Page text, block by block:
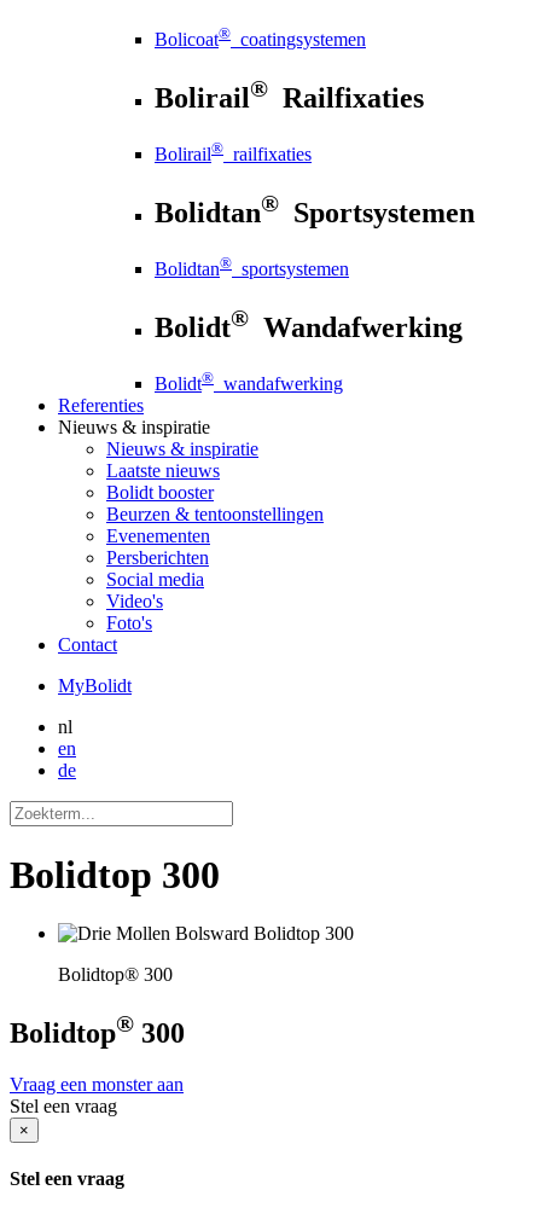
Bolicoat® coatingsystemen
Bolirail® Railfixaties
Bolirail® railfixaties
Bolidtan® Sportsystemen
Bolidtan® sportsystemen
Bolidt® Wandafwerking
Bolidt® wandafwerking
Referenties
Nieuws & inspiratie
Nieuws & inspiratie
Laatste nieuws
Bolidt booster
Beurzen & tentoonstellingen
Evenementen
Persberichten
Social media
Video's
Foto's
Contact
MyBolidt
nl
en
de
Bolidtop 300
Bolidtop® 300
Bolidtop® 300
Vraag een monster aan
Stel een vraag
×
Stel een vraag